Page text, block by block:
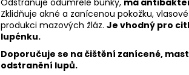
Zklidňuje akné a zanícenou pokožku,
produkci mazových žláz. Je vhodný pro
lupénku.
Doporučuje se na čištění zanícené,
odstranění lupů.